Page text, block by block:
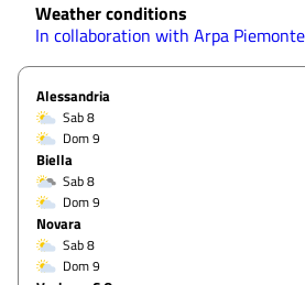
Weather conditions
In collaboration with Arpa Piemonte
Alessandria
Sab 8
Dom 9
Biella
Sab 8
Dom 9
Novara
Sab 8
Dom 9